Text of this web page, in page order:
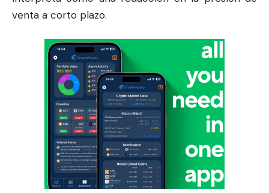
venta a corto plazo.